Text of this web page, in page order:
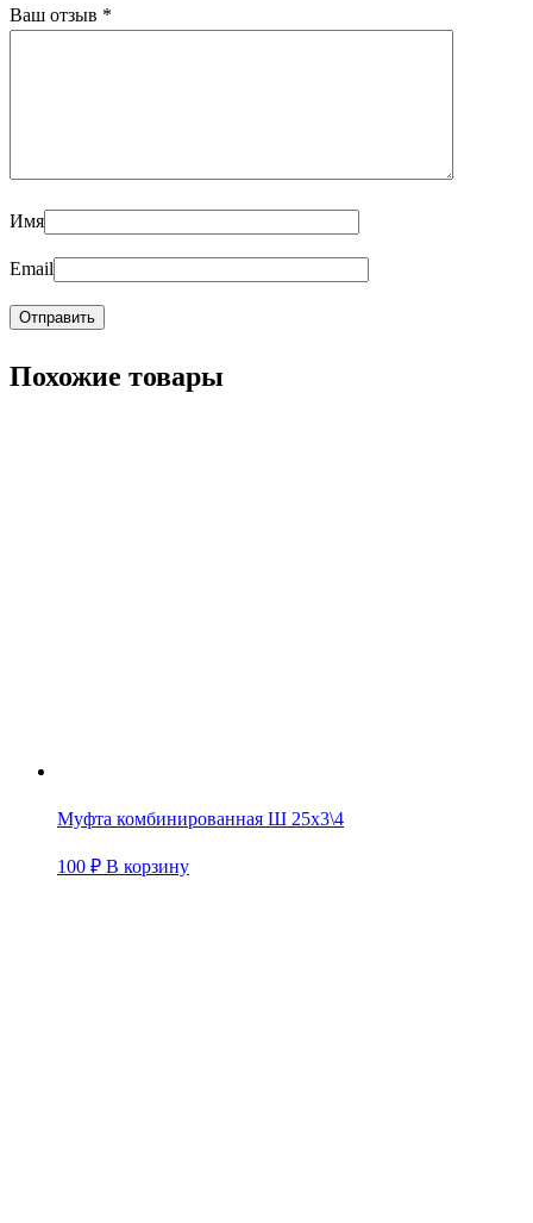
Ваш отзыв *
Имя
Email
Похожие товары
Муфта комбинированная Ш 25х3\4
100 ₽ В корзину